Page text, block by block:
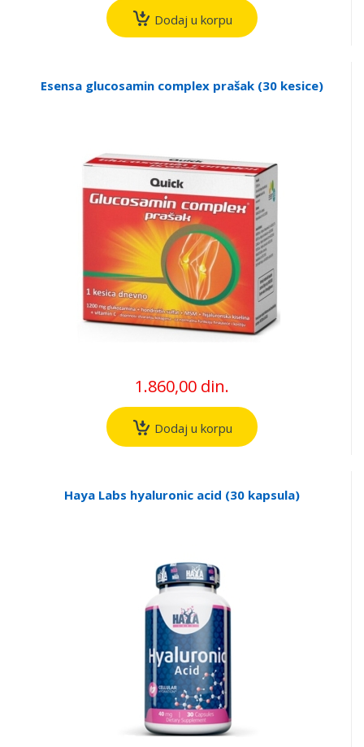
Dodaj u korpu
Esensa glucosamin complex prašak (30 kesice)
1.860,00 din.
Dodaj u korpu
Haya Labs hyaluronic acid (30 kapsula)